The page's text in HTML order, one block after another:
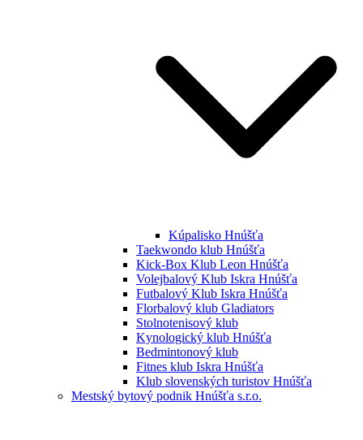
Kúpalisko Hnúšťa
Taekwondo klub Hnúšťa
Kick-Box Klub Leon Hnúšťa
Volejbalový Klub Iskra Hnúšťa
Futbalový Klub Iskra Hnúšťa
Florbalový klub Gladiators
Stolnotenisový klub
Kynologický klub Hnúšťa
Bedmintonový klub
Fitnes klub Iskra Hnúšťa
Klub slovenských turistov Hnúšťa
Mestský bytový podnik Hnúšťa s.r.o.